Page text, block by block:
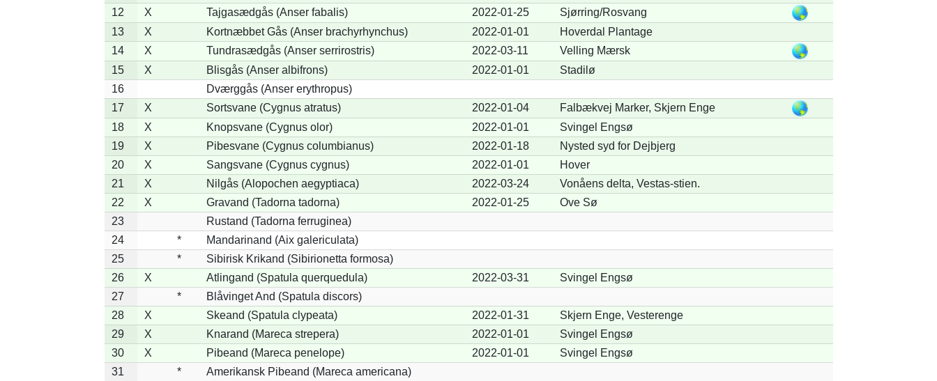
12
X Tajgasædgås (Anser fabalis) 2022-01-25
Sjørring/Rosvang
13
X Kortnæbbet Gås (Anser brachyrhynchus) 2022-01-01
Hoverdal Plantage
14
X Tundrasædgås (Anser serrirostris) 2022-03-11
Velling Mærsk
15
X Blisgås (Anser albifrons) 2022-01-01
Stadilø
16
Dværggås (Anser erythropus)
17
X Sortsvane (Cygnus atratus) 2022-01-04
Falbækvej Marker, Skjern Enge
18
X Knopsvane (Cygnus olor) 2022-01-01
Svingel Engsø
19
X Pibesvane (Cygnus columbianus) 2022-01-18
Nysted syd for Dejbjerg
20
X Sangsvane (Cygnus cygnus) 2022-01-01
Hover
21
X Nilgås (Alopochen aegyptiaca) 2022-03-24
Vonåens delta, Vestas-stien.
22
X Gravand (Tadorna tadorna) 2022-01-25
Ove Sø
23
Rustand (Tadorna ferruginea)
24
*
Mandarinand (Aix galericulata)
25
*
Sibirisk Krikand (Sibirionetta formosa)
26
X Atlingand (Spatula querquedula) 2022-03-31
Svingel Engsø
27
*
Blåvinget And (Spatula discors)
28
X Skeand (Spatula clypeata) 2022-01-31
Skjern Enge, Vesterenge
29
X Knarand (Mareca strepera) 2022-01-01
Svingel Engsø
30
X Pibeand (Mareca penelope) 2022-01-01
Svingel Engsø
31
*
Amerikansk Pibeand (Mareca americana)